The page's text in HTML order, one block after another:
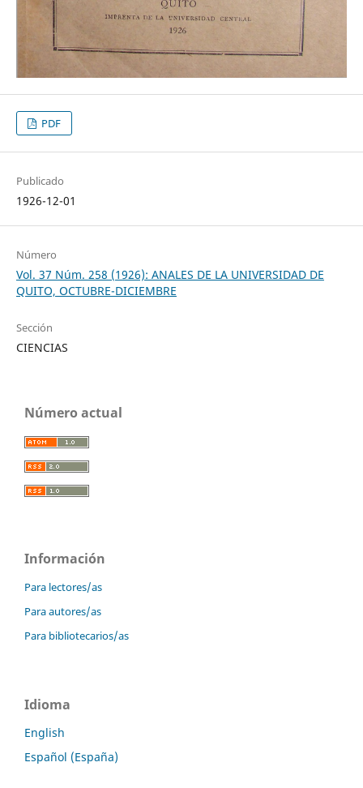
PDF
Publicado
1926-12-01
Número
Vol. 37 Núm. 258 (1926): ANALES DE LA UNIVERSIDAD DE
QUITO, OCTUBRE-DICIEMBRE
Sección
CIENCIAS
Número actual
Información
Para lectores/as
Para autores/as
Para bibliotecarios/as
Idioma
English
Español (España)